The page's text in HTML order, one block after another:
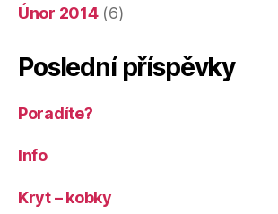
Únor 2014(6)
Poslední příspěvky
Poradíte?
Info
Kryt – kobky